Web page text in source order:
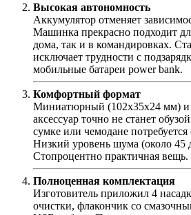
Высокая автономность
Аккумулятор отменяет
Машинка прекрасно подходит
дома, так и в командировках.
исключает трудности с
мобильные батареи power bank.
Комфортный формат
Миниатюрный (102х35х24 мм) и
аксессуар точно не станет
сумке или чемодане
Низкий уровень шума (около 45
Стопроцентно практичная вещь.
Полноценная комплектация
Изготовитель приложил 4
очистки, флакончик со